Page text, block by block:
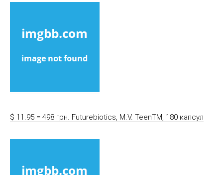
$ 11.95 = 498 грн. Futurebiotics, M.V. TeenTM, 180 капсул